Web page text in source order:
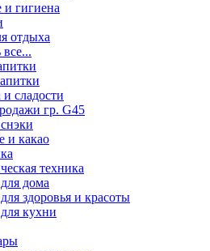
и гигиена
отдыха
все...
сладости
гр. G45
и какао
техника
дома
здоровья и красоты
кухни